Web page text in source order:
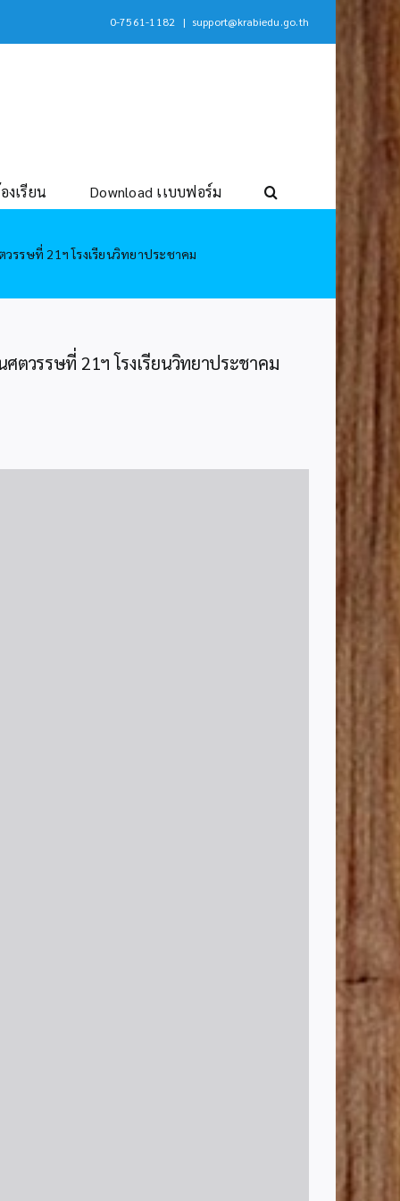
0-7561-1182 | support@krabiedu.go.th
งเรียน Download เเบบฟอร์ม
รรษที่ 21ฯ โรงเรียนวิทยาประชาคม
ตวรรษที่ 21ฯ โรงเรียนวิทยาประชาคม